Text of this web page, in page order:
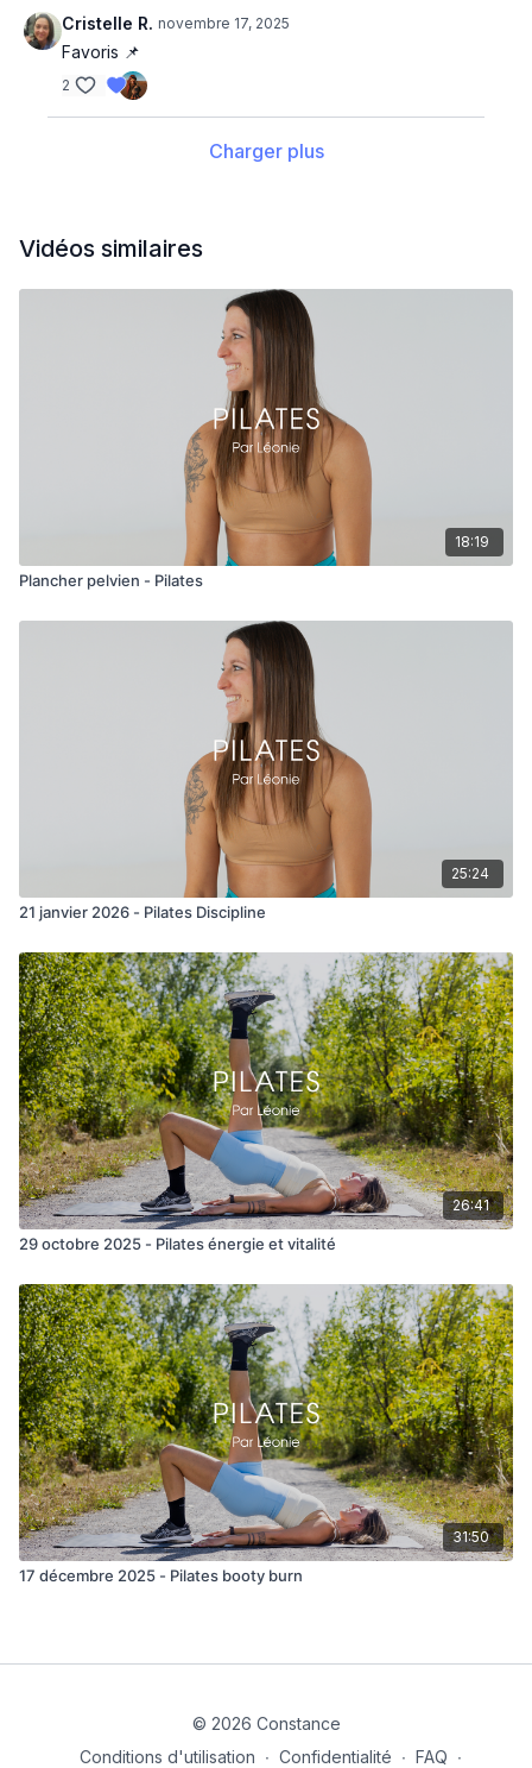
Cristelle R. novembre 17, 2025
Favoris 📌
2
Charger plus
Vidéos similaires
18:19
Plancher pelvien - Pilates
25:24
21 janvier 2026 - Pilates Discipline
26:41
29 octobre 2025 - Pilates énergie et vitalité
31:50
17 décembre 2025 - Pilates booty burn
© 2026 Constance
Conditions d'utilisation ∙ Confidentialité ∙ FAQ ∙